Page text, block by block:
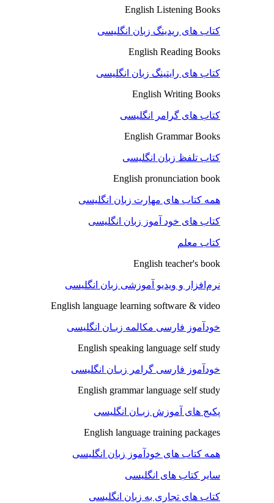
English Listening Books
کتاب های ریدینگ زبان انگلیسی
English Reading Books
کتاب های رایتینگ زبان انگلیسی
English Writing Books
کتاب های گرامر انگلیسی
English Grammar Books
کتاب تلفظ زبان انگلیسی
English pronunciation book
همه کتاب های مهارت زبان انگلیسی
کتاب های خود آموز زبان انگلیسی
کتاب معلم
English teacher's book
نرم‌افزار و ویدیو آموزشی زبان انگلیسی
English language learning software & video
خودآموز فارسی مکالمه زبـان انگلیسی
English speaking language self study
خودآموز فارسی گرامر زبـان انگلیسی
English grammar language self study
پکیج های آموزش زبـان انگلیسی
English language training packages
همه کتاب های خودآموز زبان انگلیسی
سایر کتاب های انگلیسی
کتاب های تجاری به زبان انگلیسی